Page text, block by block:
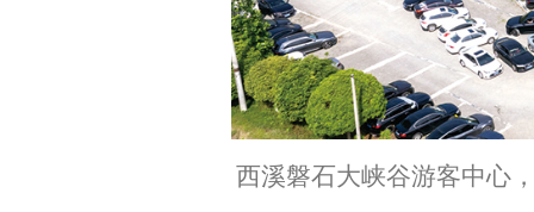
西溪磐石大峡谷游客中心